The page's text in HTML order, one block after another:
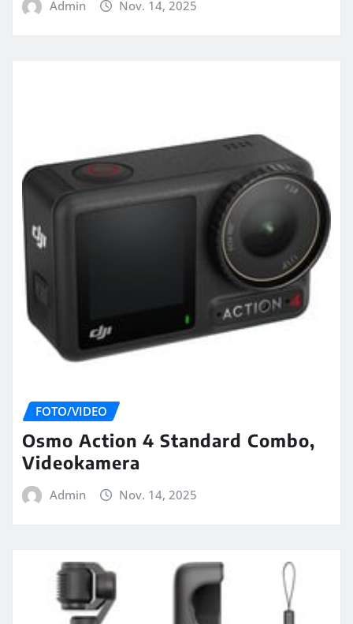
Admin Nov. 14, 2025
FOTO/VIDEO
Osmo Action 4 Standard Combo,
Videokamera
Admin Nov. 14, 2025